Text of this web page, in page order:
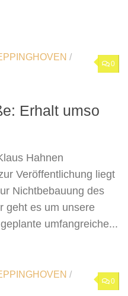
0
/
Erhalt umso
Hahnen
Veröffentlichung liegt
Nichtbebauung des
geht es um unsere
umfangreiche...
0
/